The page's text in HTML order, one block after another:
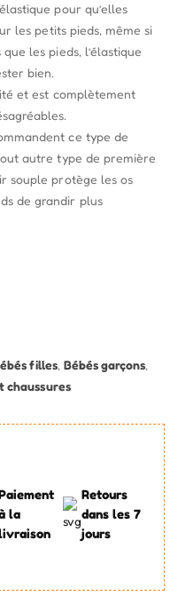
pour qu’elles
les petits pieds, même si
les pieds, l’élastique
bien.
et est complètement
ce type de
autre type de première
souple protège les os
de grandir plus
filles, Bébés garçons,
chaussures
la
Retours
dans les 7
jours